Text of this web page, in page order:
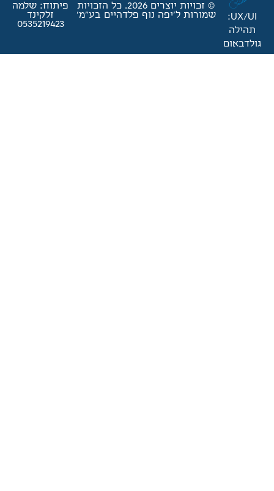
© זכויות יוצרים 2026. כל הזכויות
נוף פלדהיים בע"מ'
פיתוח: שלמה
זלקינד